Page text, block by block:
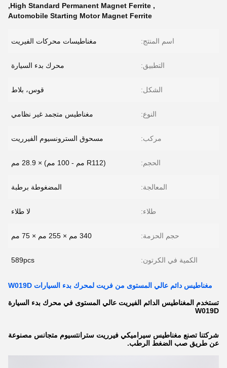
,
High Standard Permanent Magnet Ferrite
,
Automobile Starting Motor Magnet Ferrite
اسم المنتج: مغناطيسات محركات الفيريت
التطبيق: محرك بدء السيارة
الشكل: قوس، بلاط
النوع: مغناطيس متجمد غير نظامي
مركب: مسحوق السترونسيوم الفيرريت
الحجم: (R112 مم - 100 مم) × 28.9 مم
المعالجة: المضغوطة برطبة
طلاء: لا طلاء
حجم الحزمة: 340 مم × 255 مم × 75 مم
الكمية في الكرتون: 589pcs
مغناطيس دائم عالي المستوى من فريت لمحرك بدء السيارات W019D
تستخدم المغناطيس الدائم الفيريت عالي المستوى في محرك بدء السيارة
W019D
شركتنا تصنع مغناطيس سيراميكي فيرريت سترانتسيوم متجانس مصنوعة
عن طريق صب الضغط الرطب.